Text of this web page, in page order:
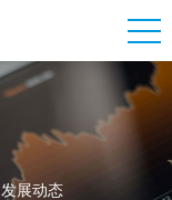
展动态